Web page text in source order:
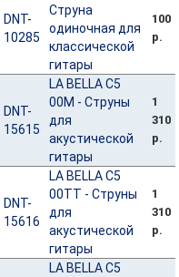
DNT-
10285
Струна
одиночная для
классической
гитары
100
р.
DNT-
15615
LA BELLA C5
00M - Струны
для
акустической
гитары
1
310
р.
DNT-
15616
LA BELLA C5
00TT - Струны
для
акустической
гитары
1
310
р.
LA BELLA C5